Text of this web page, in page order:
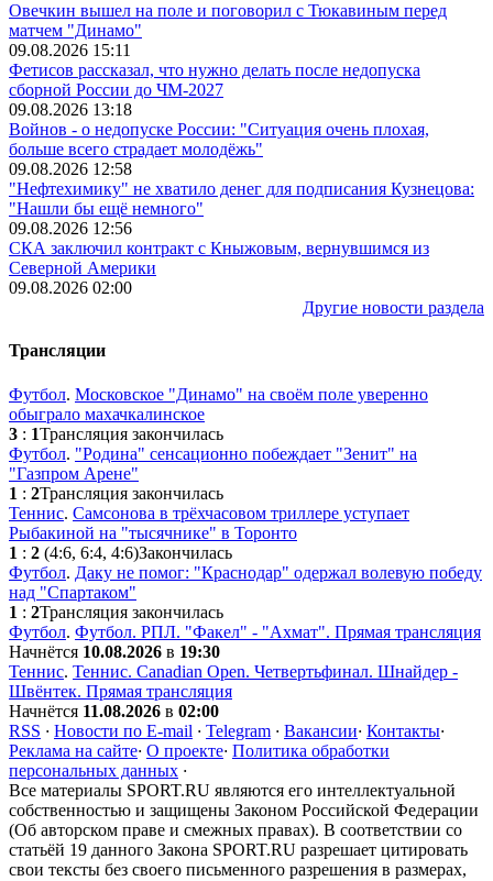
Овечкин вышел на поле и поговорил с Тюкавиным перед
матчем "Динамо"
09.08.2026 15:11
Фетисов рассказал, что нужно делать после недопуска
сборной России до ЧМ-2027
09.08.2026 13:18
Войнов - о недопуске России: "Ситуация очень плохая,
больше всего страдает молодёжь"
09.08.2026 12:58
"Нефтехимику" не хватило денег для подписания Кузнецова:
"Нашли бы ещё немного"
09.08.2026 12:56
СКА заключил контракт с Кныжовым, вернувшимся из
Северной Америки
09.08.2026 02:00
Другие новости раздела
Трансляции
Футбол. Московское "Динамо" на своём поле уверенно
обыграло махачкалинское
3 : 1Трансляция закончилась
Футбол. "Родина" сенсационно побеждает "Зенит" на
"Газпром Арене"
1 : 2Трансляция закончилась
Теннис. Самсонова в трёхчасовом триллере уступает
Рыбакиной на "тысячнике" в Торонто
1 : 2 (4:6, 6:4, 4:6)Закончилась
Футбол. Даку не помог: "Краснодар" одержал волевую победу
над "Спартаком"
1 : 2Трансляция закончилась
Футбол. Футбол. РПЛ. "Факел" - "Ахмат". Прямая трансляция
Начнётся 10.08.2026 в 19:30
Теннис. Теннис. Canadian Open. Четвертьфинал. Шнайдер -
Швёнтек. Прямая трансляция
Начнётся 11.08.2026 в 02:00
RSS · Новости по E-mail · Telegram · Вакансии· Контакты·
Реклама на сайте· О проекте· Политика обработки
персональных данных ·
Все материалы SPORT.RU являются его интеллектуальной
собственностью и защищены Законом Российской Федерации
(Об авторском праве и смежных правах). В соответствии со
статьёй 19 данного Закона SPORT.RU разрешает цитировать
свои тексты без своего письменного разрешения в размерах,